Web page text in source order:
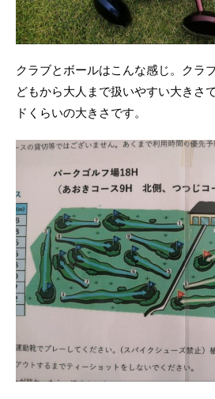
クラブとボールはこんな感じ。クラ
どもから大人まで扱いやすい大きさ
ドくらいの大きさです。